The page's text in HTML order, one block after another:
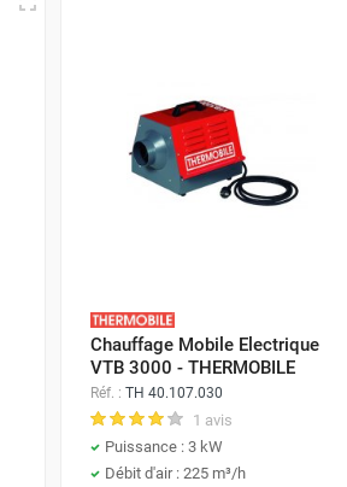
Chauffage Mobile Electrique
VTB 3000 - THERMOBILE
Réf. : TH 40.107.030
1 avis
Puissance : 3 kW
Débit d'air : 225 m³/h